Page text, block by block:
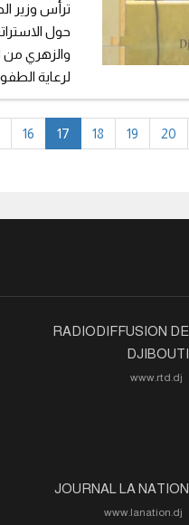
ترأس وزير
حول
والزهري من
لرعاية
16 17 18 19 20
RADIODIFFUSION DE
DJIBOUTI
JOURNAL LA NATION